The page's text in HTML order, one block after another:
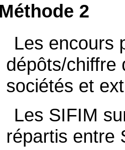
2
Les encours
dépôts/chiffre
sociétés et
Les SIFIM
répartis entre